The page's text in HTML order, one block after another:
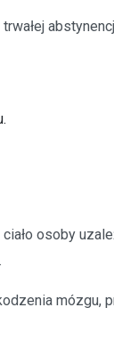
osoby
mózgu,